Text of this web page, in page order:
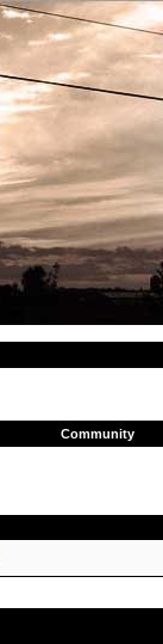
Community